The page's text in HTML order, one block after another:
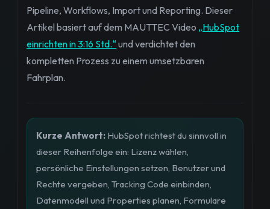
Pipeline, Workflows, Import und Reporting. Dieser
Artikel basiert auf dem MAUTTEC Video „HubSpot
einrichten in 3:16 Std.“ und verdichtet den
kompletten Prozess zu einem umsetzbaren
Fahrplan.
Kurze Antwort: HubSpot richtest du sinnvoll in
dieser Reihenfolge ein: Lizenz wählen,
persönliche Einstellungen setzen, Benutzer und
Rechte vergeben, Tracking Code einbinden,
Datenmodell und Properties planen, Formulare